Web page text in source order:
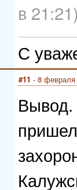
в 21:21)
С
#11 - 8 февраля